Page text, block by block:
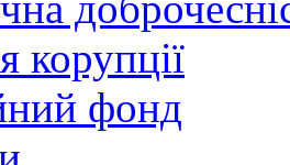
корупції
фонд